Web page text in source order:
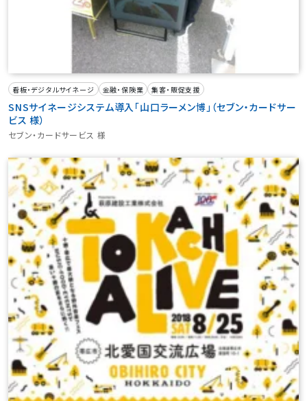
看板・デジタルサイネージ 金融・保険業 集客・販促支援
SNSサイネージシステム導入「山口ラーメン博」（セブン・カードサー
ビス 様）
セブン・カードサービス 様